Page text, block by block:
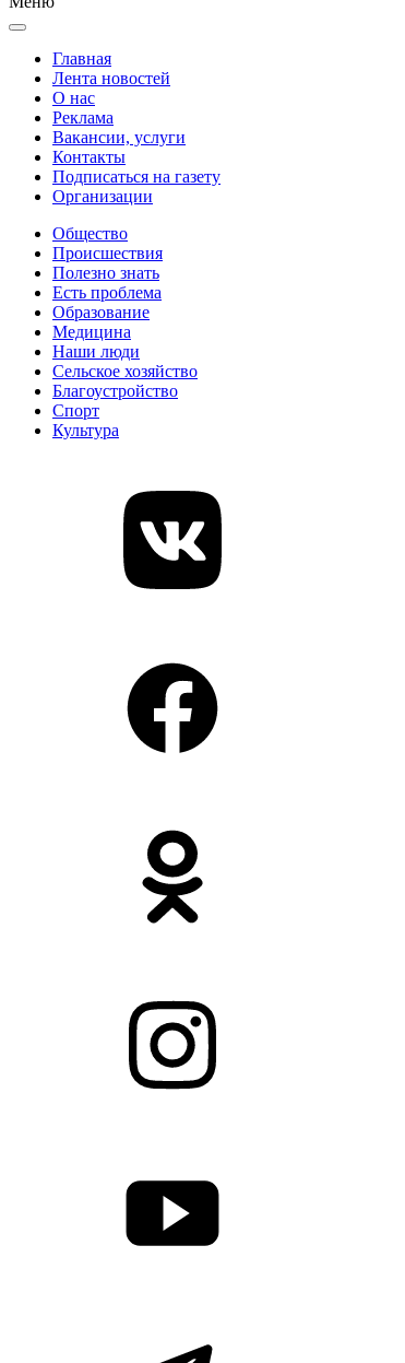
Главная
Лента новостей
О нас
Реклама
Вакансии, услуги
Контакты
Подписаться на газету
Организации
Общество
Происшествия
Полезно знать
Есть проблема
Образование
Медицина
Наши люди
Сельское хозяйство
Благоустройство
Спорт
Культура